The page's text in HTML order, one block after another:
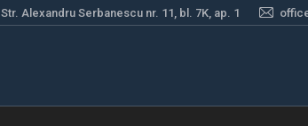
Str. Alexandru Serbanescu nr. 11, bl. 7K, ap. 1